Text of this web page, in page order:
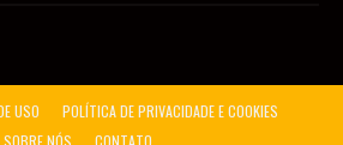
USO
POLÍTICA DE PRIVACIDADE E COOKIES
SOBRE NÓS
CONTATO